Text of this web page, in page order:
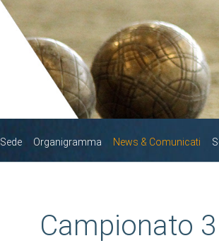
Sede Organigramma News & Comunicati
Campionato